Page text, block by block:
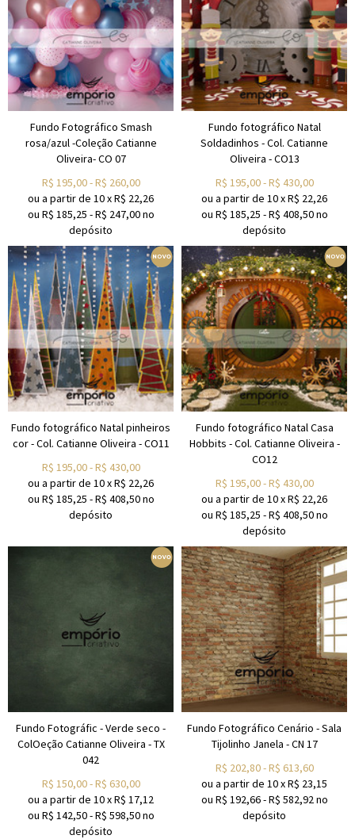
Fundo Fotográfico Smash
rosa/azul -Coleção Catianne
Oliveira- CO 07
R$ 195,00-R$ 260,00
ou a partir de 10xR$ 22,26
ou R$ 185,25 -R$ 247,00no
depósito
Fundo fotográfico Natal
Soldadinhos - Col. Catianne
Oliveira - CO13
R$ 195,00-R$ 430,00
ou a partir de 10xR$ 22,26
ou R$ 185,25 -R$ 408,50no
depósito
Fundo fotográfico Natal pinheiros
cor - Col. Catianne Oliveira - CO11
R$ 195,00-R$ 430,00
ou a partir de 10xR$ 22,26
ou R$ 185,25 -R$ 408,50no
depósito
Fundo fotográfico Natal Casa
Hobbits - Col. Catianne Oliveira -
CO12
R$ 195,00-R$ 430,00
ou a partir de 10xR$ 22,26
ou R$ 185,25 -R$ 408,50no
depósito
Fundo Fotográfic - Verde seco -
ColOeção Catianne Oliveira - TX
042
R$ 150,00-R$ 630,00
ou a partir de 10xR$ 17,12
ou R$ 142,50-R$ 598,50no
depósito
Fundo Fotográfico Cenário - Sala
Tijolinho Janela - CN 17
R$ 202,80-R$ 613,60
ou a partir de 10xR$ 23,15
ou R$ 192,66-R$ 582,92no
depósito